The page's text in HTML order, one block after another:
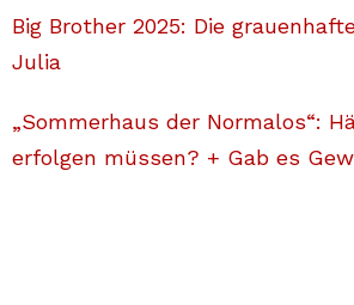
Big Brother 2025: Die
Julia
„Sommerhaus der Normalos“:
erfolgen müssen? + Gab es